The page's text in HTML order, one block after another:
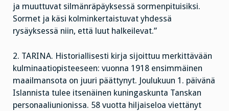
ja muuttuvat silmänräpäyksessä sormenpituisiksi.
Sormet ja käsi kolminkertaistuvat yhdessä
rysäyksessä niin, että luut halkeilevat.”
2. TARINA. Historiallisesti kirja sijoittuu merkittävään
kulminaatiopisteeseen: vuonna 1918 ensimmäinen
maailmansota on juuri päättynyt. Joulukuun 1. päivänä
Islannista tulee itsenäinen kuningaskunta Tanskan
personaaliunionissa. 58 vuotta hiljaiseloa viettänyt